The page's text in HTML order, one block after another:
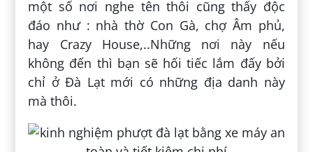
một số nơi nghe tên thôi cũng thấy độc
đáo như : nhà thờ Con Gà, chợ Âm phủ,
hay Crazy House,..Những nơi này nếu
không đến thì bạn sẽ hối tiếc lắm đấy bởi
chỉ ở Đà Lạt mới có những địa danh này
mà thôi.